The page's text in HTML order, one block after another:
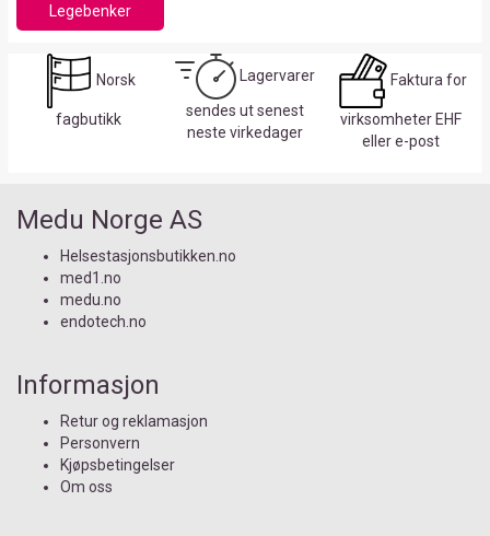
Legebenker
Norsk
fagbutikk
Lagervarer
sendes ut senest
neste virkedager
Faktura for
virksomheter EHF
eller e-post
Medu Norge AS
Helsestasjonsbutikken.no
med1.no
medu.no
endotech.no
Informasjon
Retur og reklamasjon
Personvern
Kjøpsbetingelser
Om oss